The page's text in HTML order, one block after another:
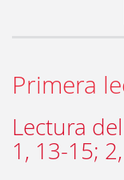
Primera
Lectura
1, 13-15;